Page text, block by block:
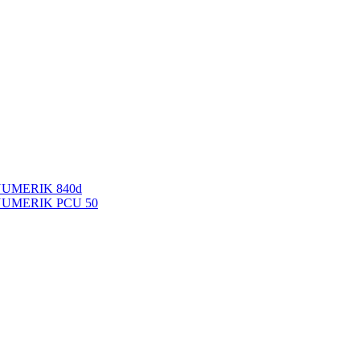
840d
PCU 50